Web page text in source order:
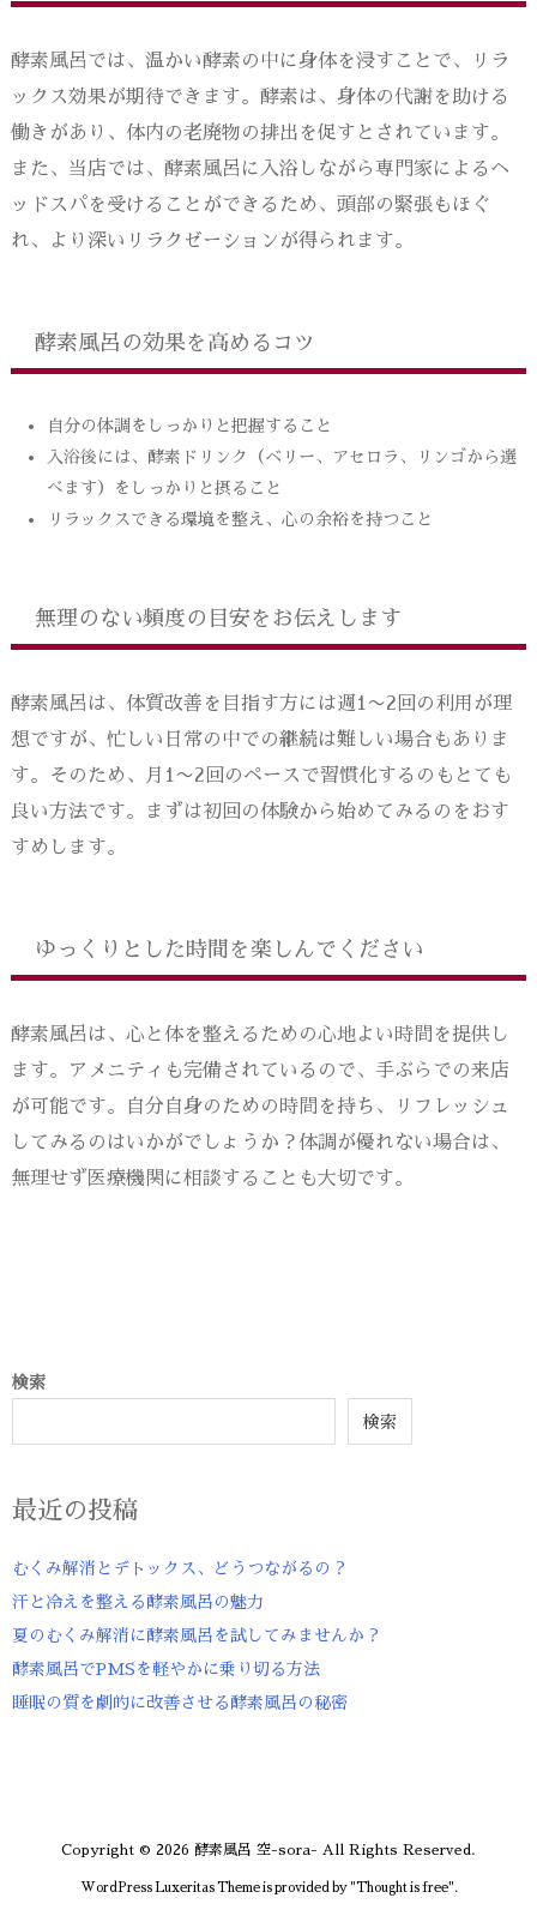
酵素風呂では、温かい酵素の中に身体を浸すことで、リラ
ックス効果が期待できます。酵素は、身体の代謝を助ける
働きがあり、体内の老廃物の排出を促すとされています。
また、当店では、酵素風呂に入浴しながら専門家によるヘ
ッドスパを受けることができるため、頭部の緊張もほぐ
れ、より深いリラクゼーションが得られます。
酵素風呂の効果を高めるコツ
自分の体調をしっかりと把握すること
入浴後には、酵素ドリンク（ベリー、アセロラ、リンゴから選
べます）をしっかりと摂ること
リラックスできる環境を整え、心の余裕を持つこと
無理のない頻度の目安をお伝えします
酵素風呂は、体質改善を目指す方には週1〜2回の利用が理
想ですが、忙しい日常の中での継続は難しい場合もありま
す。そのため、月1〜2回のペースで習慣化するのもとても
良い方法です。まずは初回の体験から始めてみるのをおす
すめします。
ゆっくりとした時間を楽しんでください
酵素風呂は、心と体を整えるための心地よい時間を提供し
ます。アメニティも完備されているので、手ぶらでの来店
が可能です。自分自身のための時間を持ち、リフレッシュ
してみるのはいかがでしょうか？体調が優れない場合は、
無理せず医療機関に相談することも大切です。
検索
検索
最近の投稿
むくみ解消とデトックス、どうつながるの？
汗と冷えを整える酵素風呂の魅力
夏のむくみ解消に酵素風呂を試してみませんか？
酵素風呂でPMSを軽やかに乗り切る方法
睡眠の質を劇的に改善させる酵素風呂の秘密
Copyright © 2026 酵素風呂 空-sora- All Rights Reserved.
WordPress Luxeritas Theme is provided by "Thought is free".